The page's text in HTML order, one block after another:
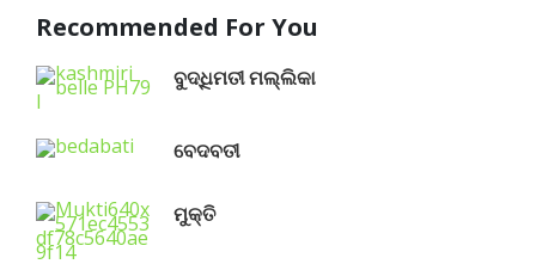
Recommended For You
ବୁଦ୍ଧିମତୀ ମଲ୍ଲିକା
ବେଦବତୀ
ମୁକ୍ତି